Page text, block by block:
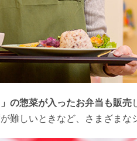
の惣菜が入ったお弁当も販売
難しいときなど、さまざまな